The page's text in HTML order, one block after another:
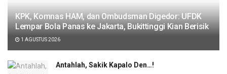
KPK, Komnas HAM, dan Ombudsman Digedor: UFDK
Lempar Bola Panas ke Jakarta, Bukittinggi Kian Berisik
1 AGUSTUS 2026
Antahlah, Sakik Kapalo Den…!